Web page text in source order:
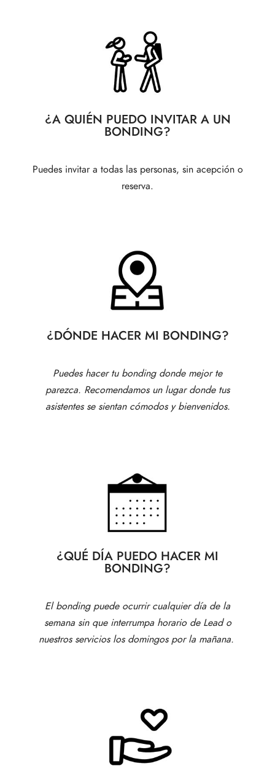
¿A QUIÉN PUEDO INVITAR A UN
BONDING?
Puedes invitar a todas las personas, sin acepción o
reserva.
¿DÓNDE HACER MI BONDING?
Puedes hacer tu bonding donde mejor te
parezca. Recomendamos un lugar donde tus
asistentes se sientan cómodos y bienvenidos.
¿QUÉ DÍA PUEDO HACER MI
BONDING?
El bonding puede ocurrir cualquier día de la
semana sin que interrumpa horario de Lead o
nuestros servicios los domingos por la mañana.